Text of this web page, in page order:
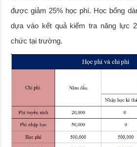
được giảm 25% học phí. Học bổng
dựa vào kết quả kiểm tra năng lực
chức tại trường.